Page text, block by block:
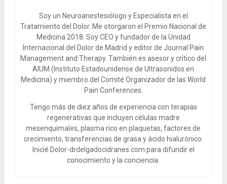
Soy un Neuroanestesiólogo y Especialista en el
Tratamiento del Dolor. Me otorgaron el Premio Nacional de
Medicina 2018. Soy CEO y fundador de la Unidad
Internacional del Dolor de Madrid y editor de Journal Pain
Management and Therapy. También es asesor y crítico del
AIUM (Instituto Estadounidense de Ultrasonidos en
Medicina) y miembro del Comité Organizador de las World
Pain Conferences.
Tengo más de diez años de experiencia con terapias
regenerativas que incluyen células madre
mesenquimales, plasma rico en plaquetas, factores de
crecimiento, transferencias de grasa y ácido hialurónico.
Inicié Dolor-drdelgadocidranes.com para difundir el
conocimiento y la conciencia.